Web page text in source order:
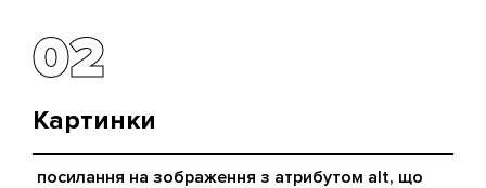
02
02
Картинки
посилання на зображення з атрибутом alt, що